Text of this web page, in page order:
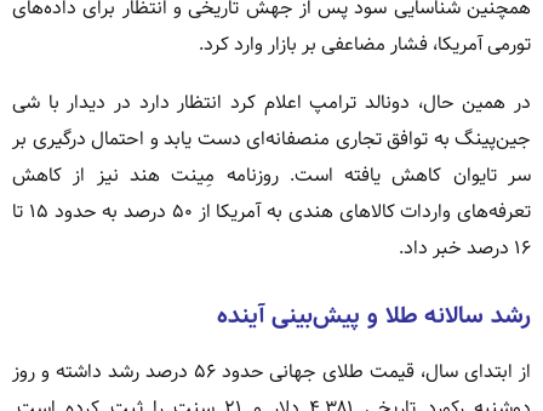
همچنین شناسایی سود پس از جهش تاریخی و انتظار برای داده‌های
تورمی آمریکا، فشار مضاعفی بر بازار وارد کرد.
در همین حال، دونالد ترامپ اعلام کرد انتظار دارد در دیدار با شی
جین‌پینگ به توافق تجاری منصفانه‌ای دست یابد و احتمال درگیری بر
سر تایوان کاهش یافته است. روزنامه مِینت هند نیز از کاهش
تعرفه‌های واردات کالاهای هندی به آمریکا از ۵۰ درصد به حدود ۱۵ تا
۱۶ درصد خبر داد.
رشد سالانه طلا و پیش‌بینی آینده
از ابتدای سال، قیمت طلای جهانی حدود ۵۶ درصد رشد داشته و روز